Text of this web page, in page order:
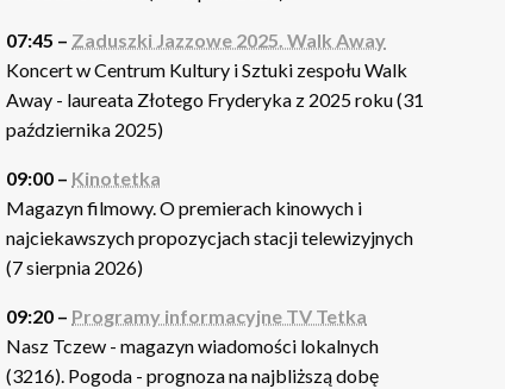
07:45 – Zaduszki Jazzowe 2025. Walk Away
Koncert w Centrum Kultury i Sztuki zespołu Walk
Away - laureata Złotego Fryderyka z 2025 roku (31
października 2025)
09:00 – Kinotetka
Magazyn filmowy. O premierach kinowych i
najciekawszych propozycjach stacji telewizyjnych
(7 sierpnia 2026)
09:20 – Programy informacyjne TV Tetka
Nasz Tczew - magazyn wiadomości lokalnych
(3216). Pogoda - prognoza na najbliższą dobę